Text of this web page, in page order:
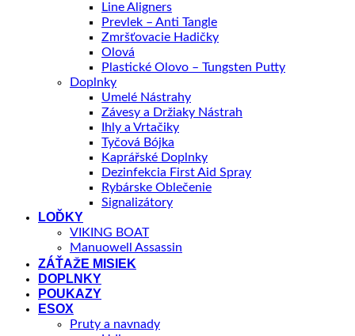
Line Aligners
Prevlek – Anti Tangle
Zmršťovacie Hadičky
Olová
Plastické Olovo – Tungsten Putty
Doplnky
Umelé Nástrahy
Závesy a Držiaky Nástrah
Ihly a Vrtačiky
Tyčová Bójka
Kaprářské Doplnky
Dezinfekcia First Aid Spray
Rybárske Oblečenie
Signalizátory
LOĎKY
VIKING BOAT
Manuowell Assassin
ZÁŤAŽE MISIEK
DOPLNKY
POUKAZY
ESOX
Pruty a navnady